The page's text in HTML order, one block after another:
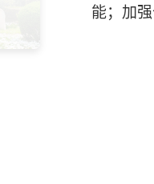
能；加